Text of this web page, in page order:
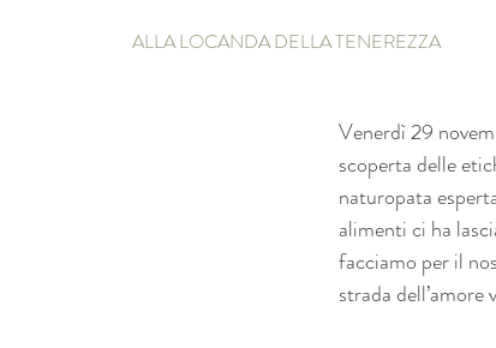
ALLA LOCANDA DELLA TENEREZZA
Venerdì 29
scoperta delle
naturopata
alimenti ci ha
facciamo per il
strada dell’amore